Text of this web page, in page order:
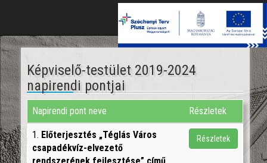
Képviselő-testület 2019-2024
napirendi pontjai
Napirendi pont neve Részletek
1. Előterjesztés „Téglás Város
csapadékvíz-elvezető
Részletek